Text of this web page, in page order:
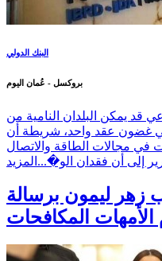
البنك الدولي
بروكسل - عُمان اليوم
قد يمكن البلدان النامية من
في غضون عقد واحد، شريطة أن
في مجالات الطاقة والاتصال
إلى أن فقدان الو�... المزيد
زهر ليمون برسالة
الأمهات المكافحات